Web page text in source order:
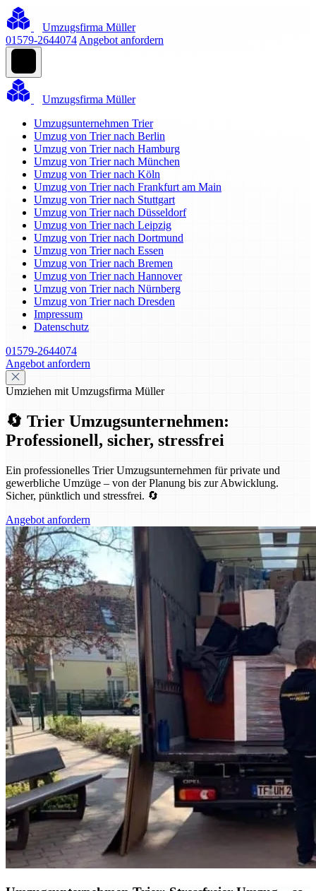
Umzugsfirma Müller
01579-2644074 Angebot anfordern
Umzugsfirma Müller
Umzugsunternehmen Trier
Umzug von Trier nach Berlin
Umzug von Trier nach Hamburg
Umzug von Trier nach München
Umzug von Trier nach Köln
Umzug von Trier nach Frankfurt am Main
Umzug von Trier nach Stuttgart
Umzug von Trier nach Düsseldorf
Umzug von Trier nach Leipzig
Umzug von Trier nach Dortmund
Umzug von Trier nach Essen
Umzug von Trier nach Bremen
Umzug von Trier nach Hannover
Umzug von Trier nach Nürnberg
Umzug von Trier nach Dresden
Impressum
Datenschutz
01579-2644074
Angebot anfordern
Umziehen mit Umzugsfirma Müller
🔄 Trier Umzugsunternehmen:
Professionell, sicher, stressfrei
Ein professionelles Trier Umzugsunternehmen für private und
gewerbliche Umzüge – von der Planung bis zur Abwicklung.
Sicher, pünktlich und stressfrei. 🔄
Angebot anfordern